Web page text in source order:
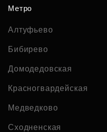
Метро
Алтуфьево
Бибирево
Домодедовская
Красногвардейская
Медведково
Сходненская